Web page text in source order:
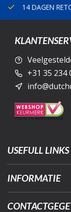
14 DAGEN
+31 35 234
USEFULL LINKS
INFORMATIE